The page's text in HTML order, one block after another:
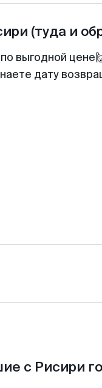
(туда и
выгодной
дату
с Рисири